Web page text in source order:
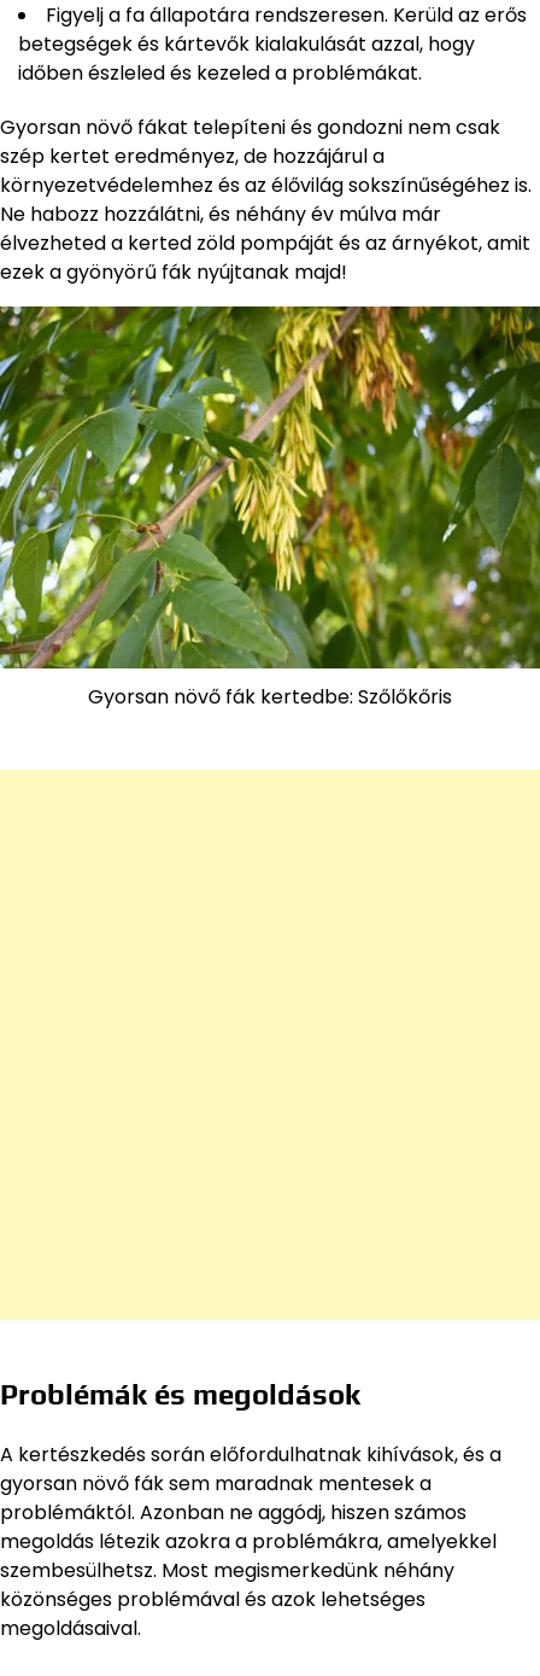
Figyelj a fa állapotára rendszeresen. Kerüld az erős
betegségek és kártevők kialakulását azzal, hogy
időben észleled és kezeled a problémákat.
Gyorsan növő fákat telepíteni és gondozni nem csak
szép kertet eredményez, de hozzájárul a
környezetvédelemhez és az élővilág sokszínűségéhez is.
Ne habozz hozzálátni, és néhány év múlva már
élvezheted a kerted zöld pompáját és az árnyékot, amit
ezek a gyönyörű fák nyújtanak majd!
Gyorsan növő fák kertedbe: Szőlőkőris
Problémák és megoldások
A kertészkedés során előfordulhatnak kihívások, és a
gyorsan növő fák sem maradnak mentesek a
problémáktól. Azonban ne aggódj, hiszen számos
megoldás létezik azokra a problémákra, amelyekkel
szembesülhetsz. Most megismerkedünk néhány
közönséges problémával és azok lehetséges
megoldásaival.